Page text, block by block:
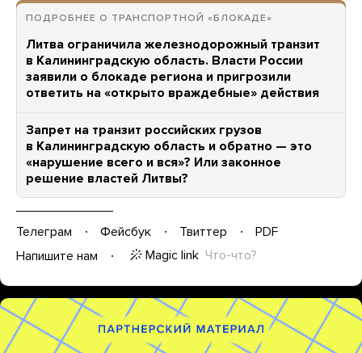
ПОДРОБНЕЕ О ТРАНСПОРТНОЙ «БЛОКАДЕ»
Литва ограничила железнодорожный транзит
в Калининградскую область. Власти России
заявили о блокаде региона и пригрозили
ответить на «открыто враждебные» действия
Запрет на транзит российских грузов
в Калининградскую область и обратно — это
«нарушение всего и вся»? Или законное
решение властей Литвы?
Телеграм Фейсбук Твиттер
PDF
Напишите нам
Magic link Что-что?